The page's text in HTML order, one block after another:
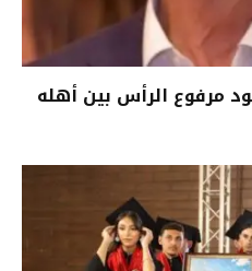
مرفوع الرأس بين أهله